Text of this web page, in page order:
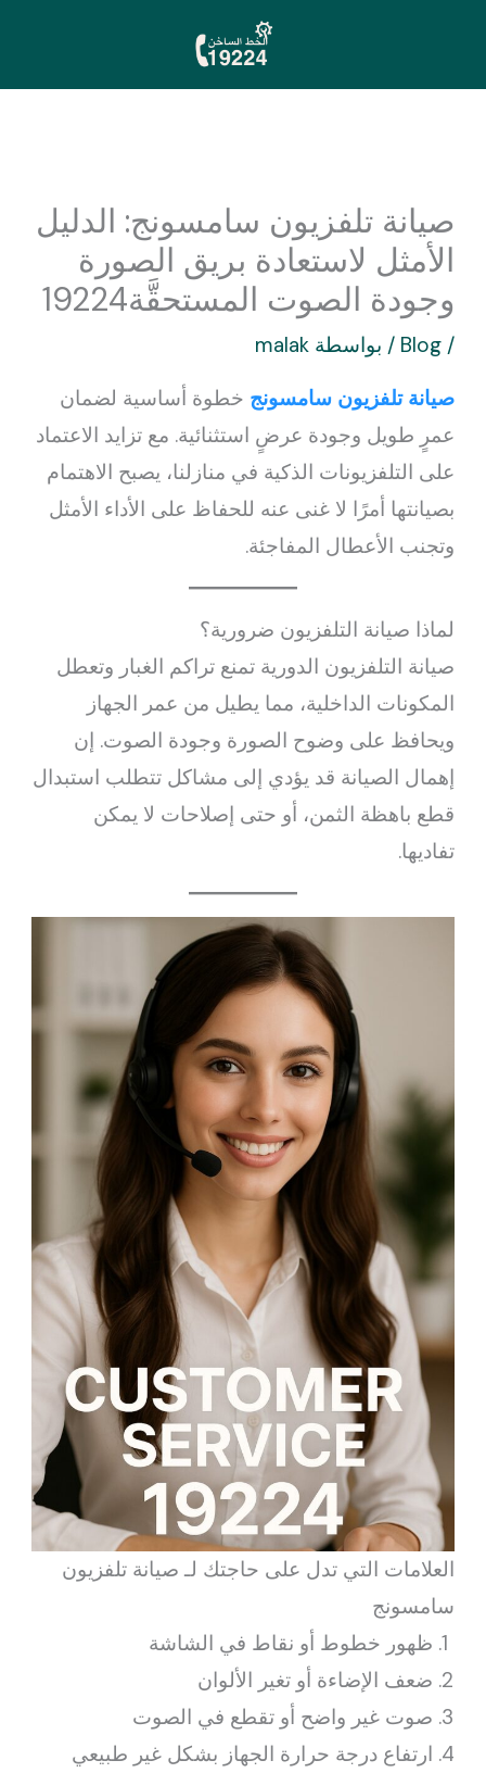
المحتوى
صيانة تلفزيون سامسونج: الدليل
الأمثل لاستعادة بريق الصورة
وجودة الصوت المستحقَّة19224
/
Blog / بواسطة malak
صيانة تلفزيون سامسونج خطوة أساسية لضمان
عمرٍ طويل وجودة عرضٍ استثنائية. مع تزايد الاعتماد
على التلفزيونات الذكية في منازلنا، يصبح الاهتمام
بصيانتها أمرًا لا غنى عنه للحفاظ على الأداء الأمثل
وتجنب الأعطال المفاجئة.
لماذا صيانة التلفزيون ضرورية؟
صيانة التلفزيون الدورية تمنع تراكم الغبار وتعطل
المكونات الداخلية، مما يطيل من عمر الجهاز
ويحافظ على وضوح الصورة وجودة الصوت. إن
إهمال الصيانة قد يؤدي إلى مشاكل تتطلب استبدال
قطع باهظة الثمن، أو حتى إصلاحات لا يمكن
تفاديها.
العلامات التي تدل على حاجتك لـ صيانة تلفزيون
سامسونج
ظهور خطوط أو نقاط في الشاشة
ضعف الإضاءة أو تغير الألوان
صوت غير واضح أو تقطع في الصوت
ارتفاع درجة حرارة الجهاز بشكل غير طبيعي